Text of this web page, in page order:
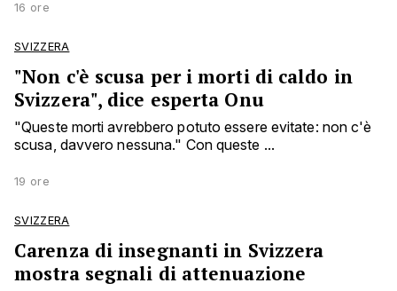
16 ore
SVIZZERA
"Non c'è scusa per i morti di caldo in
Svizzera", dice esperta Onu
"Queste morti avrebbero potuto essere evitate: non c'è
scusa, davvero nessuna." Con queste ...
19 ore
SVIZZERA
Carenza di insegnanti in Svizzera
mostra segnali di attenuazione